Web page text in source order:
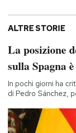
ALTRE STORIE
La posizione
sulla Spagna
In pochi giorni ha
di Pedro Sánchez,